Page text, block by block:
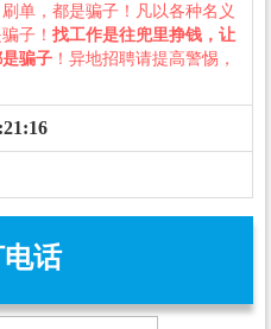
单，都是骗子！凡以各种名义
子！ 找工作是往兜里挣钱，让
骗子 ！异地招聘请提高警惕，
话